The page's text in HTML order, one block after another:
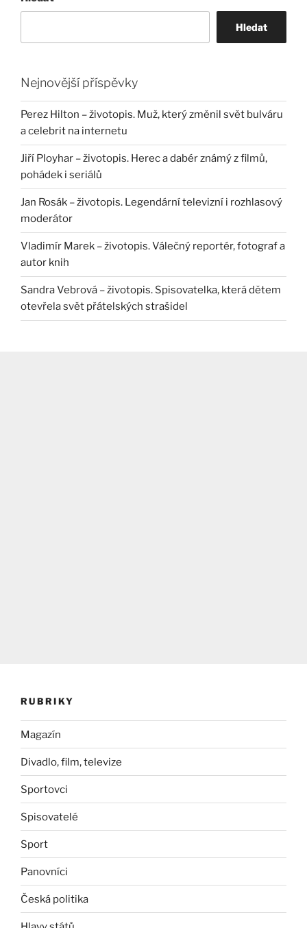
Hledat
Nejnovější příspěvky
Perez Hilton – životopis. Muž, který změnil svět bulváru
a celebrit na internetu
Jiří Ployhar – životopis. Herec a dabér známý z filmů,
pohádek i seriálů
Jan Rosák – životopis. Legendární televizní i rozhlasový
moderátor
Vladimír Marek – životopis. Válečný reportér, fotograf a
autor knih
Sandra Vebrová – životopis. Spisovatelka, která dětem
otevřela svět přátelských strašidel
RUBRIKY
Magazín
Divadlo, film, televize
Sportovci
Spisovatelé
Sport
Panovníci
Česká politika